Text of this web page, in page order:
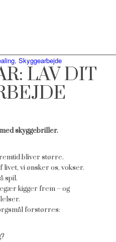
, Skyggearbejde
LAV DIT
skyggebriller.
bliver større.
livet, vi ønsker os, vokser.
spil.
kigger frem – og
forstørres: